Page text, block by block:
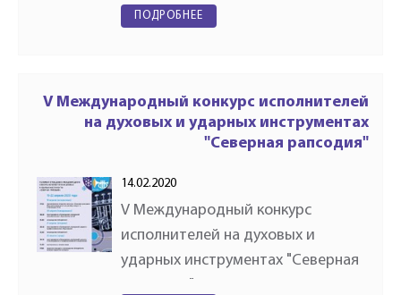
кто имеет или имел отношение к
уверенности…
ПОДРОБНЕЕ
V Международный конкурс исполнителей
на духовых и ударных инструментах
"Северная рапсодия"
14.02.2020
V Международный конкурс
исполнителей на духовых и
ударных инструментах "Северная